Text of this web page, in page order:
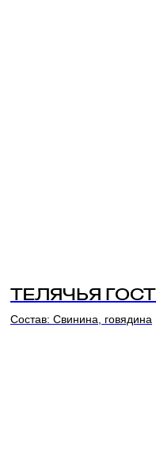
ТЕЛЯЧЬЯ ГОСТ
Состав: Свинина, говядина